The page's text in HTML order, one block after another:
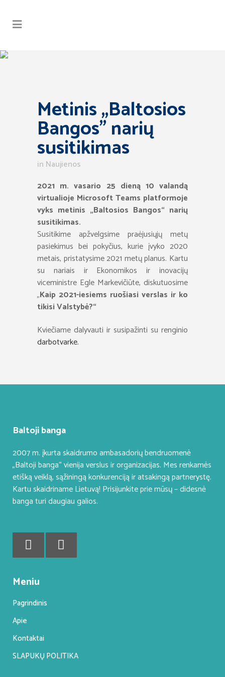
Metinis ,,Baltosios
Bangos” narių
susitikimas
in Naujienos
2021 m. vasario 25 dieną 10 valandą
virtualioje Microsoft Teams platformoje
vyks metinis „Baltosios Bangos“ narių
susitikimas.
Susitikime apžvelgsime praėjusiųjų metų
pasiekimus bei pokyčius, kurie įvyko 2020
metais, pristatysime 2021 metų planus. Kartu
su nariais ir Ekonomikos ir inovacijų
viceministre Egle Markevičiūte, diskutuosime
„Kaip 2021-iesiems ruošiasi verslas ir ko
tikisi Valstybė?“
Kviečiame dalyvauti ir susipažinti su renginio
darbotvarke.
Baltoji banga
2007 m. įkurta skaidrumo ambasadorių bendruomenė
„Baltoji banga“ vienija verslus ir organizacijas. Mes renkamės
etišką veiklą, sąžiningą konkurenciją ir atsakingą partnerystę.
Kartu skaidriname Lietuvą! Prisijunkite prie mūsų – didesnė
banga turi daugiau galios.
Meniu
Pagrindinis
Apie
Kontaktai
SLAPUKŲ POLITIKA